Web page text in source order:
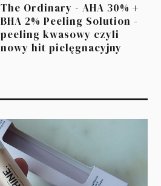
The Ordinary - AHA 30% +
BHA 2% Peeling Solution -
peeling kwasowy czyli
nowy hit pielęgnacyjny